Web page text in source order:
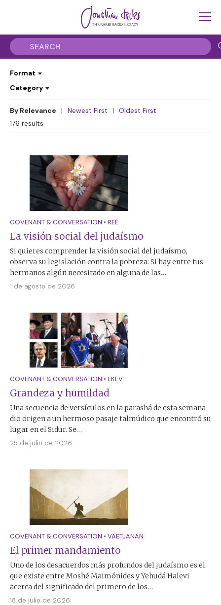
Format
Category
By Relevance | Newest First |
Oldest First
176 results
COVENANT & CONVERSATION • REÉ
La visión social del judaísmo
Si quieres comprender la visión social del judaísmo,
observa su legislación contra la pobreza: Si hay entre tus
hermanos algún necesitado en alguna de las…
1 de agosto de 2026
COVENANT & CONVERSATION • EKEV
Grandeza y humildad
Una secuencia de versículos en la parashá de esta semana
dio origen a un hermoso pasaje talmúdico que encontró su
lugar en el Sidur. Se…
25 de julio de 2026
COVENANT & CONVERSATION • VAETJANAN
El primer mandamiento
Uno de los desacuerdos más profundos del judaísmo es el
que existe entre Moshé Maimónides y Yehudá Halevi
acerca del significado del primero de los…
18 de julio de 2026